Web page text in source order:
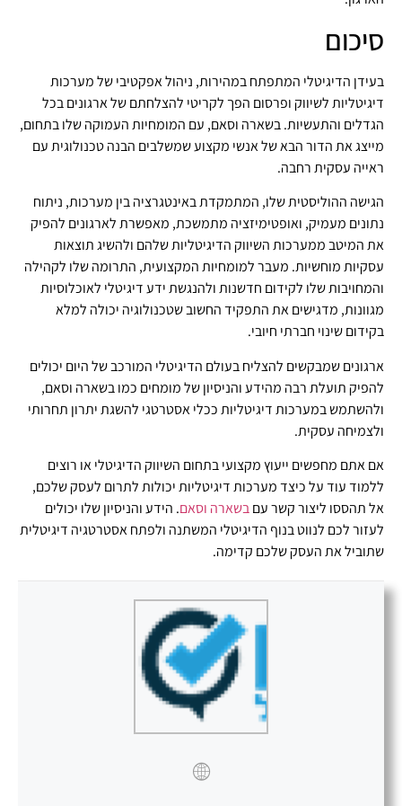
סיכום
בעידן הדיגיטלי המתפתח במהירות, ניהול אפקטיבי של מערכות
דיגיטליות לשיווק ופרסום הפך לקריטי להצלחתם של ארגונים בכל
הגדלים והתעשיות. בשארה וסאם, עם המומחיות העמוקה שלו בתחום,
מייצג את הדור הבא של אנשי מקצוע שמשלבים הבנה טכנולוגית עם
ראייה עסקית רחבה.
הגישה ההוליסטית שלו, המתמקדת באינטגרציה בין מערכות, ניתוח
נתונים מעמיק, ואופטימיזציה מתמשכת, מאפשרת לארגונים להפיק
את המיטב ממערכות השיווק הדיגיטליות שלהם ולהשיג תוצאות
עסקיות מוחשיות. מעבר למומחיות המקצועית, התרומה שלו לקהילה
והמחויבות שלו לקידום חדשנות ולהנגשת ידע דיגיטלי לאוכלוסיות
מגוונות, מדגישים את התפקיד החשוב שטכנולוגיה יכולה למלא
בקידום שינוי חברתי חיובי.
ארגונים שמבקשים להצליח בעולם הדיגיטלי המורכב של היום יכולים
להפיק תועלת רבה מהידע והניסיון של מומחים כמו בשארה וסאם,
ולהשתמש במערכות דיגיטליות ככלי אסטרטגי להשגת יתרון תחרותי
ולצמיחה עסקית.
אם אתם מחפשים ייעוץ מקצועי בתחום השיווק הדיגיטלי או רוצים
ללמוד עוד על כיצד מערכות דיגיטליות יכולות לתרום לעסק שלכם,
אל תהססו ליצור קשר עםבשארה וסאם. הידע והניסיון שלו יכולים
לעזור לכם לנווט בנוף הדיגיטלי המשתנה ולפתח אסטרטגיה דיגיטלית
שתוביל את העסק שלכם קדימה.